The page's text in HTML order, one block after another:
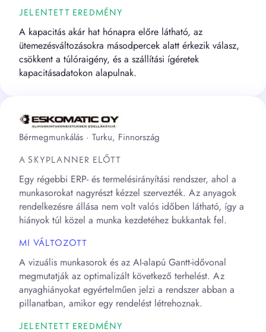
JELENTETT EREDMÉNY
A kapacitás akár hat hónapra előre látható, az
ütemezésváltozásokra másodpercek alatt érkezik válasz,
csökkent a túlóraigény, és a szállítási ígéretek
kapacitásadatokon alapulnak.
Bérmegmunkálás · Turku, Finnország
A SKYPLANNER ELŐTT
Egy régebbi ERP- és termelésirányítási rendszer, ahol a
munkasorokat nagyrészt kézzel szervezték. Az anyagok
rendelkezésre állása nem volt valós időben látható, így a
hiányok túl közel a munka kezdetéhez bukkantak fel.
MI VÁLTOZOTT
A vizuális munkasorok és az AI-alapú Gantt-idővonal
megmutatják az optimalizált következő terhelést. Az
anyaghiányokat egyértelműen jelzi a rendszer abban a
pillanatban, amikor egy rendelést létrehoznak.
JELENTETT EREDMÉNY